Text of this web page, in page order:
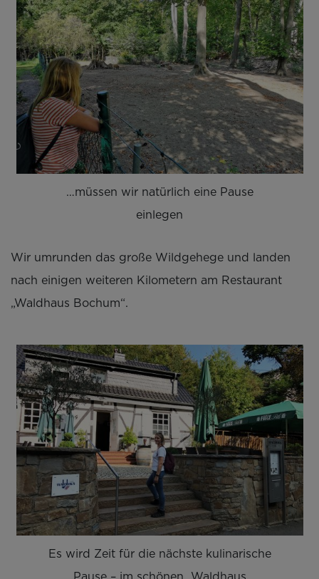
…müssen wir natürlich eine Pause
einlegen
Wir umrunden das große Wildgehege und landen
nach einigen weiteren Kilometern am Restaurant
„Waldhaus Bochum“.
Es wird Zeit für die nächste kulinarische